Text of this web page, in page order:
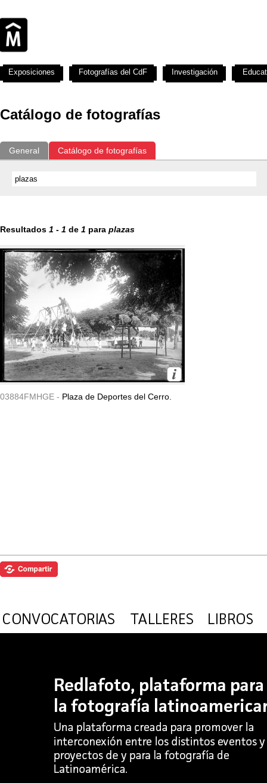
Catálogo de fotografías
General Catálogo de fotografías
Resultados 1 - 1 de 1 para plazas
03884FMHGE - Plaza de Deportes del Cerro.
Exposiciones Fotografías del CdF Investigación